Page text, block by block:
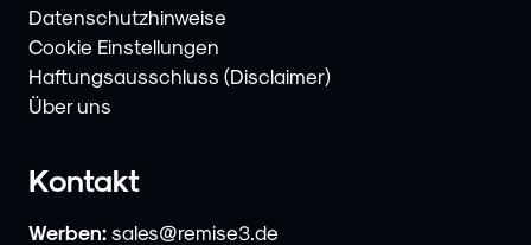
Datenschutzhinweise
Cookie Einstellungen
Haftungsausschluss (Disclaimer)
Über uns
Kontakt
Werben: sales@remise3.de